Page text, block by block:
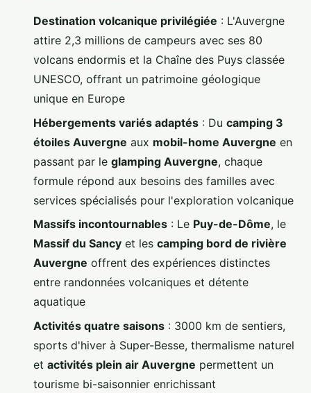
Destination volcanique privilégiée : L'Auvergne
attire 2,3 millions de campeurs avec ses 80
volcans endormis et la Chaîne des Puys classée
UNESCO, offrant un patrimoine géologique
unique en Europe
Hébergements variés adaptés : Du camping 3
étoiles Auvergne aux mobil-home Auvergne en
passant par le glamping Auvergne, chaque
formule répond aux besoins des familles avec
services spécialisés pour l'exploration volcanique
Massifs incontournables : Le Puy-de-Dôme, le
Massif du Sancy et les camping bord de rivière
Auvergne offrent des expériences distinctes
entre randonnées volcaniques et détente
aquatique
Activités quatre saisons : 3000 km de sentiers,
sports d'hiver à Super-Besse, thermalisme naturel
et activités plein air Auvergne permettent un
tourisme bi-saisonnier enrichissant